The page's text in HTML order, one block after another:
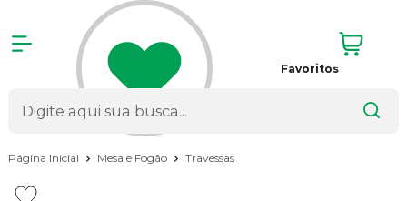
Favoritos
Página Inicial Mesa e Fogão Travessas